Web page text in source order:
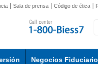
| Sala de prensa| Código de ética|
Negocios